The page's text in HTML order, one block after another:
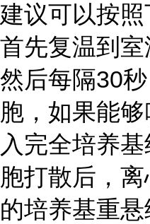
建议可以按
首先复温到室
然后每隔30
胞，如果能
入完全培养
胞打散后，
的培养基重